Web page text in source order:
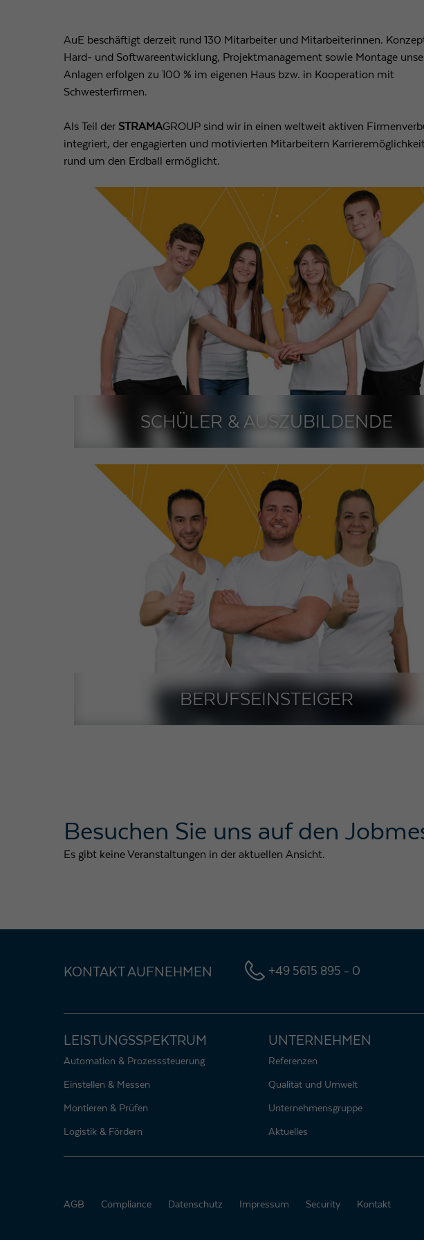
AuE beschäftigt derzeit rund 130 Mitarbeiter und Mitarbeiterinnen.
Hard- und Softwareentwicklung, Projektmanagement sowie Montage
Anlagen erfolgen zu 100 % im eigenen Haus bzw. in Kooperation mit
Schwesterfirmen.
Als Teil der STRAMAGROUP sind wir in einen weltweit aktiven
integriert, der engagierten und motivierten Mitarbeitern
rund um den Erdball ermöglicht.
SCHÜLER & AUSZUBILDENDE
BERUFSEINSTEIGER
Besuchen Sie uns auf den
Es gibt keine Veranstaltungen in der aktuellen Ansicht.
KONTAKT AUFNEHMEN +49 5615 895 - 0
LEISTUNGSSPEKTRUM
Automation & Prozesssteuerung
Einstellen & Messen
Montieren & Prüfen
Logistik & Fördern
UNTERNEHMEN
Referenzen
Qualität und Umwelt
Unternehmensgruppe
Aktuelles
AGB Compliance Datenschutz Impressum Security Kontakt
Wird
Anbieter Google